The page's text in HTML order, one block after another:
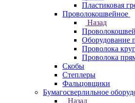
Пластиковая
Проволокошвейное
Назад
Оборудование
Проволока
Проволока
Скобы
Степлеры
Фальцовщики
Бумагосверлильное
Назад